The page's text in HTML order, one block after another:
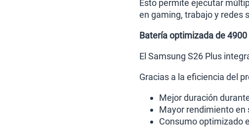
Esto permite ejecutar
en gaming, trabajo y redes
Batería optimizada de
El Samsung S26 Plus
Gracias a la eficiencia del
Mejor duración
Mayor rendimiento en
Consumo optimizado